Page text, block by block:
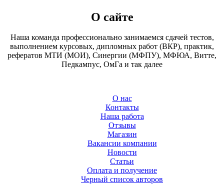
О сайте
Наша команда профессионально занимаемся сдачей тестов,
выполнением курсовых, дипломных работ (ВКР), практик,
рефератов МТИ (МОИ), Синергии (МФПУ), МФЮА, Витте,
Педкампус, ОмГа и так далее
О нас
Контакты
Наша работа
Отзывы
Магазин
Вакансии компании
Новости
Статьи
Оплата и получение
Черный список авторов